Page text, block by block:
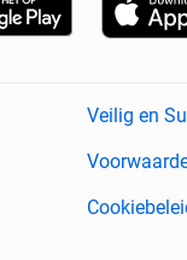
Veilig en